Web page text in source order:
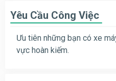
Yêu Cầu Công Việc
Ưu tiên những bạn có xe
vực hoàn kiếm.